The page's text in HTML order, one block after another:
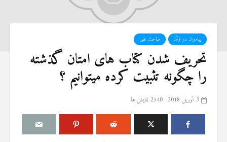
پیامبران در قرآن مباحث علمی
تحریف شدن کتاب های امتان گذشته
را چگونه تثبیت کرده میتوانیم ؟
3 آوریل 2018 2540 نمایش ها